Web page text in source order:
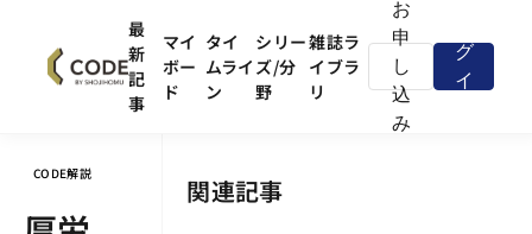
最
新
記
事
マイ
ボー
ド
タイ
ムライ
ン
シリー
ズ/分
野
雑誌ラ
イブラ
リ
お
申
し
込
み
グ
イ
CODE解説
関連記事